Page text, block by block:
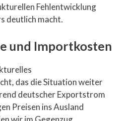
Fehlentwicklung
deutlich macht.
und Importkosten
das die Situation weiter
deutscher Exportstrom
Preisen ins Ausland